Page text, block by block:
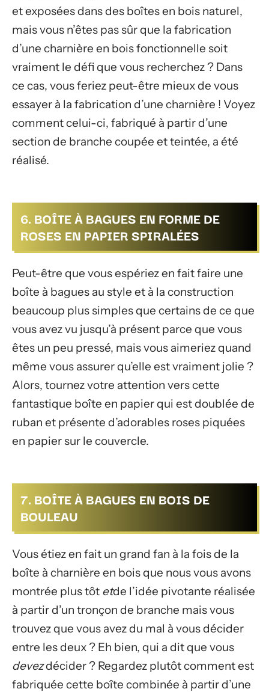
et exposées dans des boîtes en bois naturel,
mais vous n’êtes pas sûr que la fabrication
d’une charnière en bois fonctionnelle soit
vraiment le défi que vous recherchez ? Dans
ce cas, vous feriez peut-être mieux de vous
essayer à la fabrication d’une charnière ! Voyez
comment celui-ci, fabriqué à partir d’une
section de branche coupée et teintée, a été
réalisé.
6. BOÎTE À BAGUES EN FORME DE
ROSES EN PAPIER SPIRALÉES
Peut-être que vous espériez en fait faire une
boîte à bagues au style et à la construction
beaucoup plus simples que certains de ce que
vous avez vu jusqu’à présent parce que vous
êtes un peu pressé, mais vous aimeriez quand
même vous assurer qu’elle est vraiment jolie ?
Alors, tournez votre attention vers cette
fantastique boîte en papier qui est doublée de
ruban et présente d’adorables roses piquées
en papier sur le couvercle.
7. BOÎTE À BAGUES EN BOIS DE
BOULEAU
Vous étiez en fait un grand fan à la fois de la
boîte à charnière en bois que nous vous avons
montrée plus tôt etde l’idée pivotante réalisée
à partir d’un tronçon de branche mais vous
trouvez que vous avez du mal à vous décider
entre les deux ? Eh bien, qui a dit que vous
devezdécider ? Regardez plutôt comment est
fabriquée cette boîte combinée à partir d’une